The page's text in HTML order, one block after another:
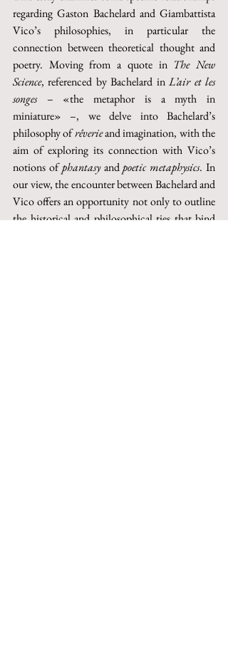
regarding Gaston Bachelard and Giambattista
Vico’s philosophies, in particular the
connection between theoretical thought and
poetry. Moving from a quote in The New
Science, referenced by Bachelard in L’air et les
songes – «the metaphor is a myth in
miniature» –, we delve into Bachelard’s
philosophy of rêverie and imagination, with the
aim of exploring its connection with Vico’s
notions of phantasy and poetic metaphysics. In
our view, the encounter between Bachelard and
Vico offers an opportunity not only to outline
the historical and philosophical ties that bind